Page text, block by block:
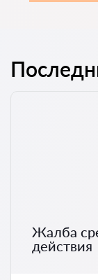
Жалба
действия